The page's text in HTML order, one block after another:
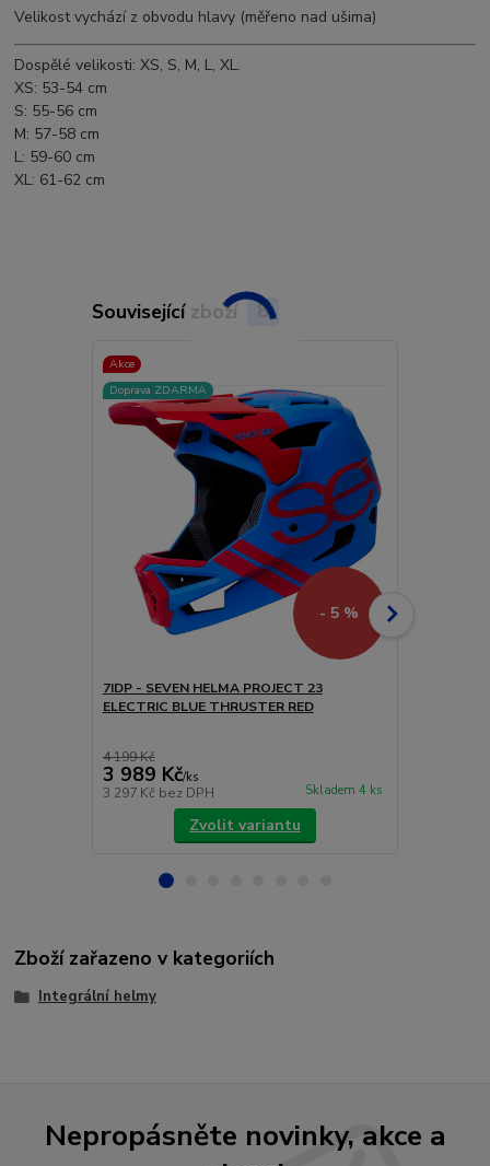
Velikost vychází z obvodu hlavy (měřeno nad ušima)
Dospělé velikosti: XS, S, M, L, XL.
XS: 53-54 cm
S: 55-56 cm
M: 57-58 cm
L: 59-60 cm
XL: 61-62 cm
Související zboží 8
Akce
Doprava ZDARMA
- 5 %
7IDP - SEVEN HELMA PROJECT 23
ELECTRIC BLUE THRUSTER RED
4 199 Kč
3 989 Kč/ks
3 297 Kč bez DPH Skladem 4 ks
Zvolit variantu
Zboží zařazeno v kategoriích
Integrální helmy
Nepropásněte novinky, akce a